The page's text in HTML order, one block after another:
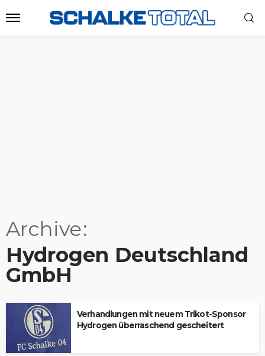
Archive
Hydrogen Deutschland
GmbH
Verhandlungen mit neuem Trikot-Sponsor
Hydrogen überraschend gescheitert